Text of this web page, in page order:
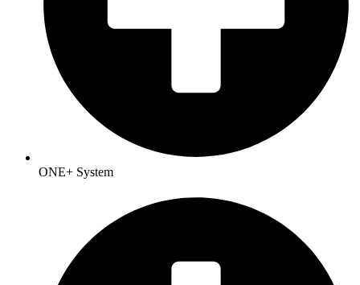
ONE+ System